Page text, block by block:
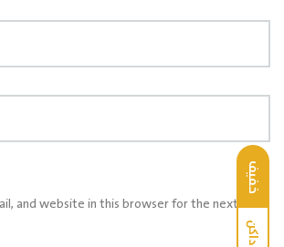
خفيف
داكن
and website in this browser for the next